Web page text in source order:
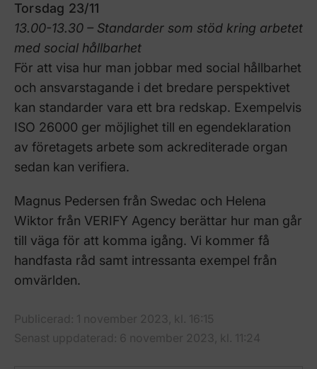
Torsdag 23/11
13.00-13.30 – Standarder som stöd kring arbetet
med social hållbarhet
För att visa hur man jobbar med social hållbarhet
och ansvarstagande i det bredare perspektivet
kan standarder vara ett bra redskap. Exempelvis
ISO 26000 ger möjlighet till en egendeklaration
av företagets arbete som ackrediterade organ
sedan kan verifiera.
Magnus Pedersen från Swedac och Helena
Wiktor från VERIFY Agency berättar hur man går
till väga för att komma igång. Vi kommer få
handfasta råd samt intressanta exempel från
omvärlden.
Publicerad: 1 november 2023, kl. 16:15
Senast uppdaterad: 6 november 2023, kl. 11:24